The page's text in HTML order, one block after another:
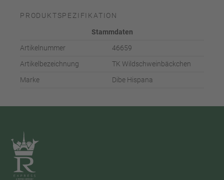
PRODUKTSPEZIFIKATION
Stammdaten
Artikelnummer
46659
Artikelbezeichnung
TK Wildschweinbäckchen
Marke
Dibe Hispana